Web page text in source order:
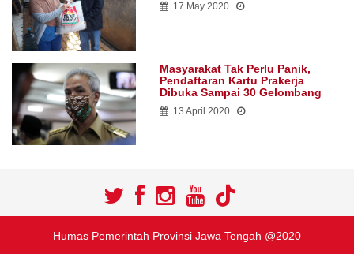
17 May 2020
Masyarakat Tak Perlu Panik,
Pendaftaran Kartu Prakerja
Dibuka Sampai 30 Gelombang
13 April 2020
Humas Pemerintah Provinsi Jawa Tengah @2020